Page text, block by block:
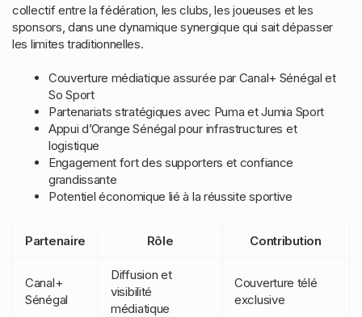
collectif entre la fédération, les clubs, les joueuses et les
sponsors, dans une dynamique synergique qui sait dépasser
les limites traditionnelles.
Couverture médiatique assurée par Canal+ Sénégal et
So Sport
Partenariats stratégiques avec Puma et Jumia Sport
Appui d’Orange Sénégal pour infrastructures et
logistique
Engagement fort des supporters et confiance
grandissante
Potentiel économique lié à la réussite sportive
Partenaire Rôle Contribution
Canal+
Sénégal
Diffusion et
visibilité
médiatique
Couverture télé
exclusive